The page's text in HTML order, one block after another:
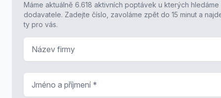
Máme aktuálně 6.618 aktivních poptávek u kterých hledáme
dodavatele. Zadejte číslo, zavoláme zpět do 15 minut a
ty pro vás.